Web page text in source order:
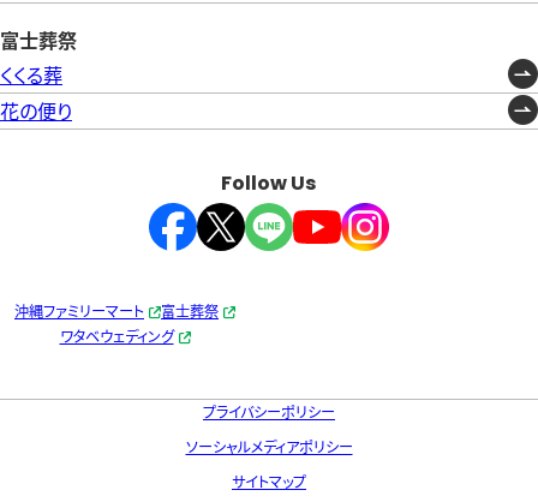
富士葬祭
くくる葬
花の便り
Follow Us
沖縄ファミリーマート
富士葬祭
ワタベウェディング
プライバシーポリシー
ソーシャルメディアポリシー
サイトマップ